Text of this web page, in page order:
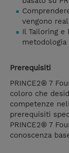
vengono
Il Tailoring e
metodologia
Prerequisiti
PRINCE2® 7
coloro che
competenze
prerequisiti
PRINCE2® 7
conoscenza